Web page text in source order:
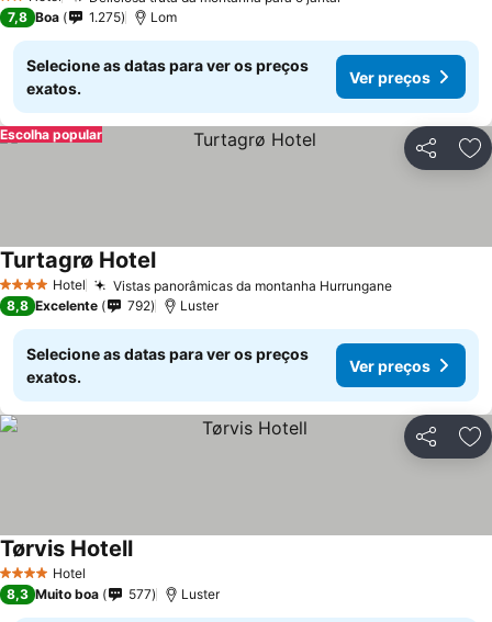
2 Estrelas
7,8 Boa 1.275 Lom
Selecione as datas para ver os preços
exatos.
Ver preços
Partilhar
Escolha popular
4 EstrelasHotel Vistas panorâmicas da montanha Hurrungane
Turtagrø Hotel
8,8 Excelente 792 Luster
Selecione as datas para ver os preços
exatos.
Ver preços
Partilhar
4 EstrelasHotel
Tørvis Hotell
8,3 Muito boa 577 Luster